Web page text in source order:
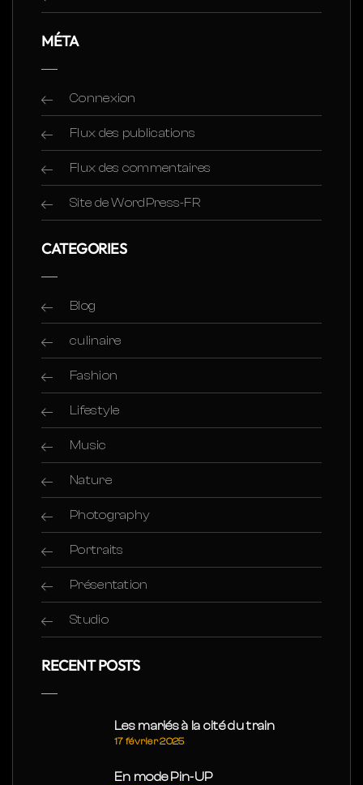
MÉTA
Connexion
Flux des publications
Flux des commentaires
Site de WordPress-FR
CATEGORIES
Blog
culinaire
Fashion
Lifestyle
Music
Nature
Photography
Portraits
Présentation
Studio
RECENT POSTS
Les mariés à la cité du train
17 février 2025
En mode Pin-UP